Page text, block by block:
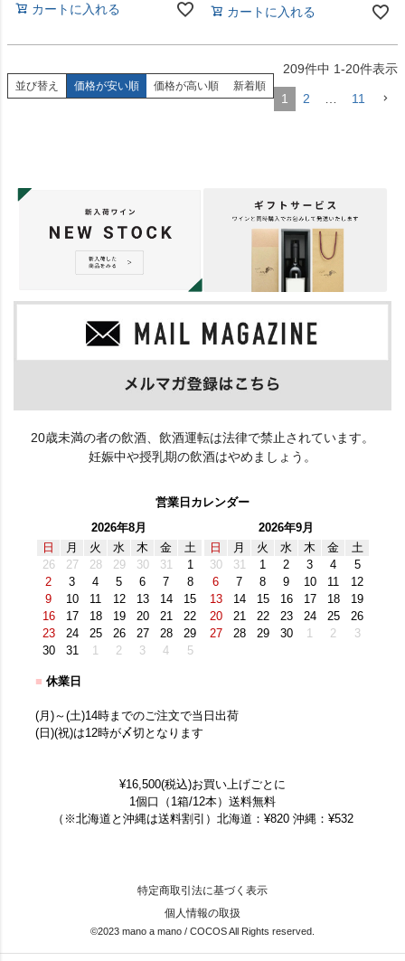
カートに入れる カートに入れる
並び替え 価格が安い順 価格が高い順 新着順
209件中 1-20件表示
1 2 11
20歳未満の者の飲酒、飲酒運転は法律で禁止されています。
妊娠中や授乳期の飲酒はやめましょう。
営業日カレンダー
2026年8月
日
月 火 水 木 金
土
26
27 28 29 30 31
1
2
3 4 5 6 7
8
9
10 11 12 13 14
15
16
17 18 19 20 21
22
23
24 25 26 27 28
29
30
31 1 2 3 4 5
2026年9月
日
月 火 水 木 金
土
30
31 1 2 3 4
5
6
7 8 9 10 11
12
13
14 15 16 17 18
19
20
21 22 23 24 25
26
27
28 29 30 1 2 3
■ 休業日
(月)～(土)14時までのご注文で当日出荷
(日)(祝)は12時が〆切となります
¥16,500(税込)お買い上げごとに
1個口（1箱/12本）送料無料
（※北海道と沖縄は送料割引）北海道：¥820 沖縄：¥532
特定商取引法に基づく表示
個人情報の取扱
©2023 mano a mano / COCOS All Rights reserved.